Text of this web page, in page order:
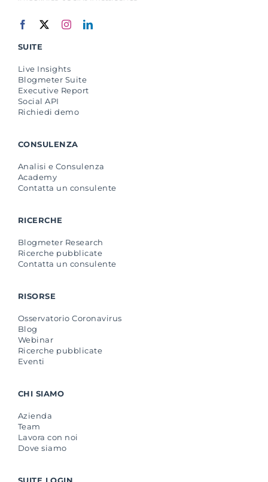
SUITE
Live Insights
Blogmeter Suite
Executive Report
Social API
Richiedi demo
CONSULENZA
Analisi e Consulenza
Academy
Contatta un consulente
RICERCHE
Blogmeter Research
Ricerche pubblicate
Contatta un consulente
RISORSE
Osservatorio Coronavirus
Blog
Webinar
Ricerche pubblicate
Eventi
CHI SIAMO
Azienda
Team
Lavora con noi
Dove siamo
SUITE LOGIN